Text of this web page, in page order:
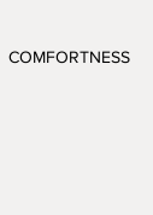
COMFORTNESS